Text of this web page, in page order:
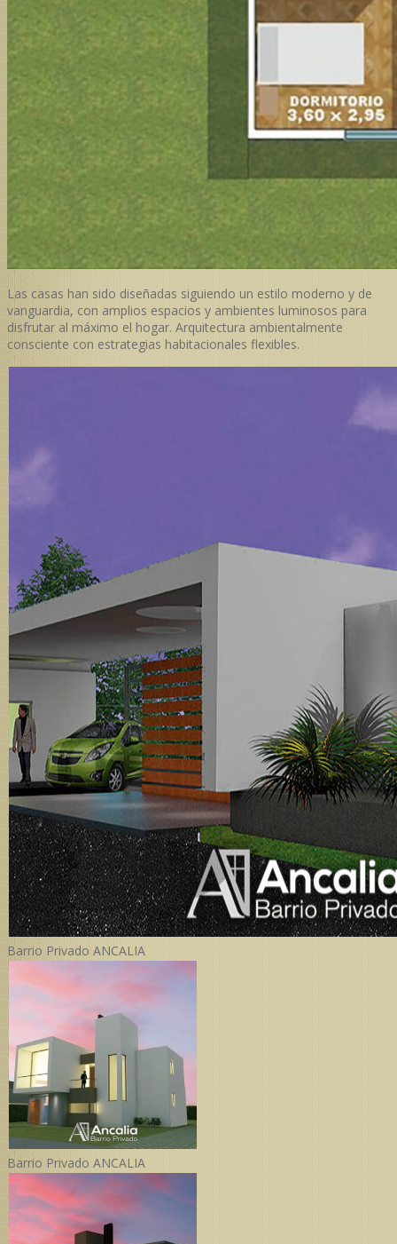
Las casas han sido diseñadas siguiendo un estilo moderno y de
vanguardia, con amplios espacios y ambientes luminosos para
disfrutar al máximo el hogar. Arquitectura ambientalmente
consciente con estrategias habitacionales flexibles.
Barrio Privado ANCALIA
Barrio Privado ANCALIA